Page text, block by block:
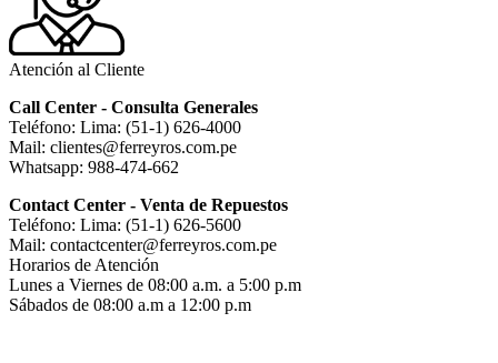
Atención al Cliente
Call Center - Consulta Generales
Teléfono: Lima: (51-1) 626-4000
Mail: clientes@ferreyros.com.pe
Whatsapp: 988-474-662
Contact Center - Venta de Repuestos
Teléfono: Lima: (51-1) 626-5600
Mail: contactcenter@ferreyros.com.pe
Horarios de Atención
Lunes a Viernes de 08:00 a.m. a 5:00 p.m
Sábados de 08:00 a.m a 12:00 p.m